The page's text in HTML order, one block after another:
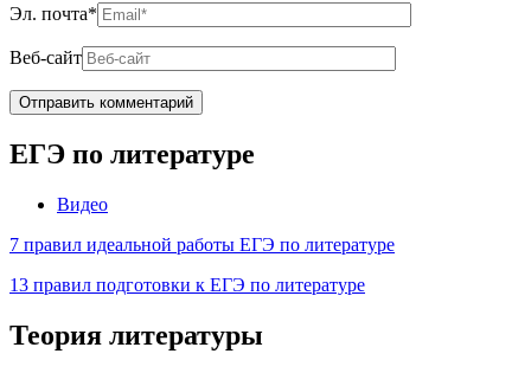
Эл. почта*
Веб-сайт
ЕГЭ по литературе
Видео
7 правил идеальной работы ЕГЭ по литературе
13 правил подготовки к ЕГЭ по литературе
Теория литературы